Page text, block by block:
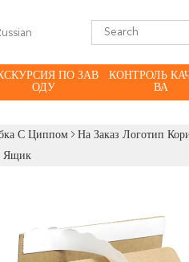
ПО ЗАВ
ОДУ
КОНТРОЛЬ
ВА
С Циппом
На Заказ Логотип
Ящик